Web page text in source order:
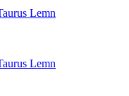
Lemn
Lemn